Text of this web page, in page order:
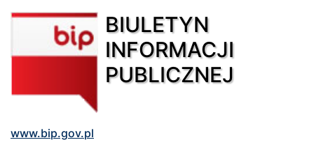
BIULETYN
INFORMACJI
PUBLICZNEJ
www.bip.gov.pl